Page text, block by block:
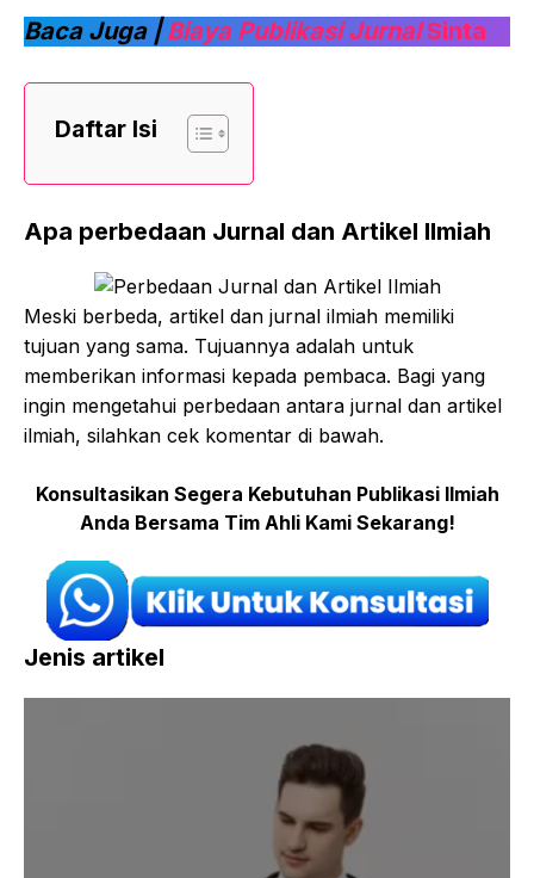
Baca Juga |Biaya Publikasi JurnalSinta
Daftar Isi
Apa perbedaan Jurnal dan Artikel Ilmiah
Meski berbeda, artikel dan jurnal ilmiah memiliki
tujuan yang sama. Tujuannya adalah untuk
memberikan informasi kepada pembaca. Bagi yang
ingin mengetahui perbedaan antara jurnal dan artikel
ilmiah, silahkan cek komentar di bawah.
Konsultasikan Segera Kebutuhan Publikasi Ilmiah
Anda Bersama Tim Ahli Kami Sekarang!
Jenis artikel